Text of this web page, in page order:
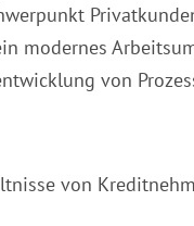
modernes
von
von